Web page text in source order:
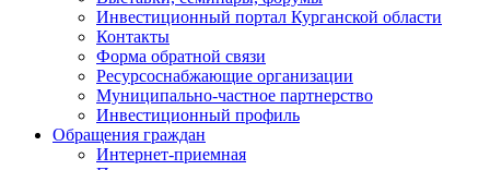
Инвестиционный портал Курганской области
Контакты
Форма обратной связи
Ресурсоснабжающие организации
Муниципально-частное партнерство
Инвестиционный профиль
Обращения граждан
Интернет-приемная